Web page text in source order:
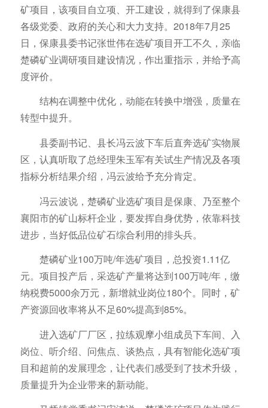
矿项目，该项目自立项、开工建设，就得到了保康县
各级党委、政府的关心和大力支持。2018年7月25
日，保康县委书记张世伟在选矿项目开工不久，亲临
楚磷矿业调研项目建设情况，作出重指示，并给予高
度评价。
结构在调整中优化，动能在转换中增强，质量在
转型中提升。
县委副书记、县长冯云波下车后直奔选矿实物展
区，认真听取了总经理朱玉军有关试生产情况及各项
指标分析结果介绍，冯云波给予充分肯定。
冯云波说，楚磷矿业选矿项目是保康、乃至整个
襄阳市的矿山标杆企业，要发挥自身优势，依靠科技
进步，当好低品位矿石综合利用的排头兵。
楚磷矿业100万吨/年选矿项目，总投资1.11亿
元。项目投产后，采选矿产量将达到100万吨/年，缴
纳税费5000余万元，新增就业岗位180个。同时，矿
产资源回收率将从不足60%提高到85%。
进入选矿厂厂区，拉练观摩小组成员下车间、入
岗位、听介绍、问焦点、谈热点，具有智能化选矿项
目和超前的发展理念，让代表们感受到了技术升级，
质量提升为企业带来的新动能。